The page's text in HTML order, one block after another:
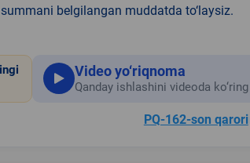
belgilangan muddatda to‘laysiz.
Video yo‘riqnoma
Qanday ishlashini videoda ko‘ring
PQ-162-son qarori